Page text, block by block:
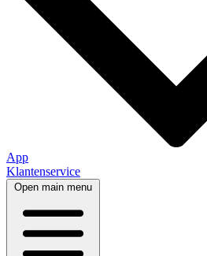
App
Klantenservice
Open main menu